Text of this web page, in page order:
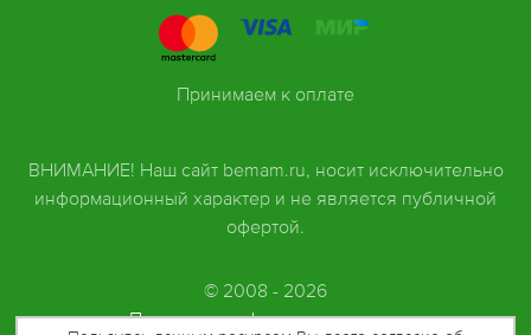
ВНИМАНИЕ! Наш сайт bemam.ru, носит исключительно
информационный характер и не является публичной
офертой.
© 2008 - 2026
Политика конфиденциальности
Принимаем к оплате